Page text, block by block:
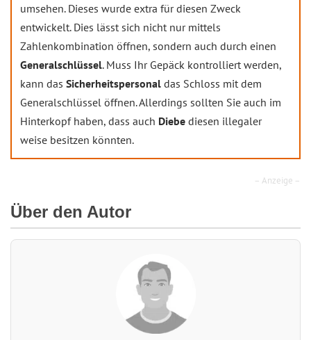
umsehen. Dieses wurde extra für diesen Zweck
entwickelt. Dies lässt sich nicht nur mittels
Zahlenkombination öffnen, sondern auch durch einen
Generalschlüssel. Muss Ihr Gepäck kontrolliert werden,
kann das Sicherheitspersonal das Schloss mit dem
Generalschlüssel öffnen. Allerdings sollten Sie auch im
Hinterkopf haben, dass auch Diebe diesen illegaler
weise besitzen könnten.
– Anzeige –
Über den Autor